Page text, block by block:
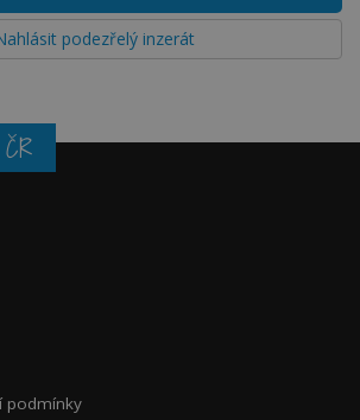
podezřelý inzerát
podmínky